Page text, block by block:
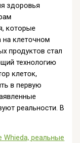
здоровья
которые
клеточном
продуктов стал
технологию
клеток,
в первую
реальности. В
Whieda, реальные